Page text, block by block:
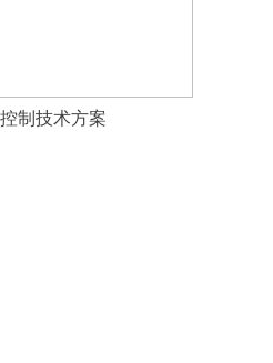
制技术方案